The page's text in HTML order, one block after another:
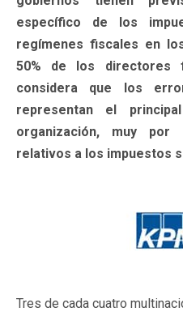
específico de los
regímenes fiscales en
50% de los directores
considera que los
representan el
organización, muy
relativos a los impuestos
Tres de cada cuatro